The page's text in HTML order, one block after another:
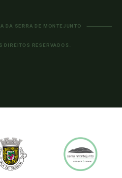
DA SERRA DE MONTEJUNTO
RESERVADOS.